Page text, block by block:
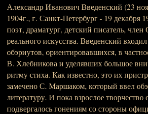
Александр Иванович Введенский (23
1904г., г. Санкт-Петербург - 19 декабря
поэт, драматург, детский писатель,
реального искусства. Введенский
обэриутов, ориентировавшихся, в
В. Хлебникова и уделявших большое
ритму стиха. Как известно, это их
замечено С. Маршаком, который ввел
литературу. И пока взрослое творчество
подвергалось гонениям со стороны